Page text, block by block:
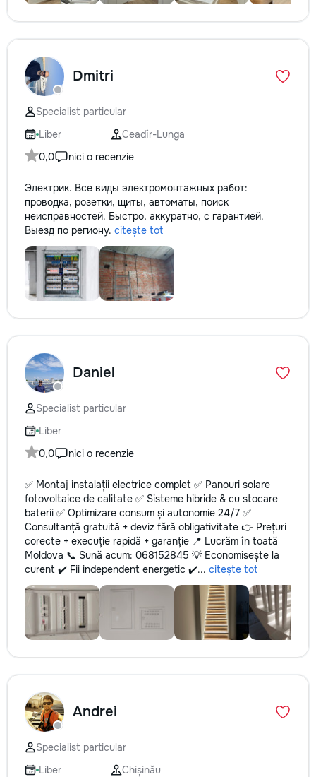
Dmitri
Specialist particular
Liber
Ceadîr-Lunga
0,0
nici o recenzie
Электрик. Все виды электромонтажных работ:
проводка, розетки, щиты, автоматы, поиск
неисправностей. Быстро, аккуратно, с гарантией.
Выезд по региону. citește tot
Daniel
Specialist particular
Liber
0,0
nici o recenzie
✅ Montaj instalații electrice complet ✅ Panouri solare
fotovoltaice de calitate ✅ Sisteme hibride & cu stocare
baterii ✅ Optimizare consum și autonomie 24/7 ✅
Consultanță gratuită + deviz fără obligativitate 👉 Prețuri
corecte + execuție rapidă + garanție 📍 Lucrăm în toată
Moldova 📞 Sună acum: 068152845 💡 Economisește la
curent ✔️ Fii independent energetic ✔️... citește tot
Andrei
Specialist particular
Liber
Chișinău